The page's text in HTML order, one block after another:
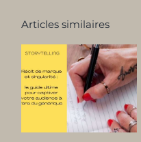
Articles similaires